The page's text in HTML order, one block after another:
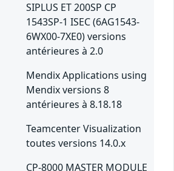
SIPLUS ET 200SP CP
1543SP-1 ISEC (6AG1543-
6WX00-7XE0) versions
antérieures à 2.0
Mendix Applications using
Mendix versions 8
antérieures à 8.18.18
Teamcenter Visualization
toutes versions 14.0.x
CP-8000 MASTER MODULE